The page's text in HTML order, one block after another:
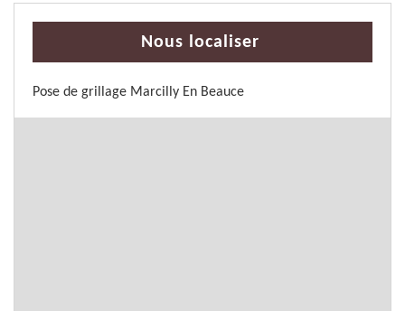
Nous localiser
Pose de grillage Marcilly En Beauce